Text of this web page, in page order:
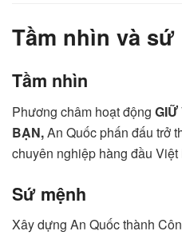
Tầm nhìn và sứ
Tầm nhìn
Phương châm hoạt động GIỮ
BẠN,An Quốc phấn đấu trở
chuyên nghiệp hàng đầu Việt
Sứ mệnh
Xây dựng An Quốc thành